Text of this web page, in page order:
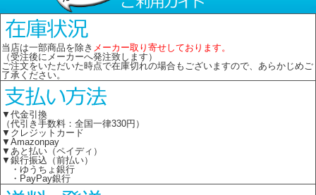
当店は一部商品を除き メーカー取り寄せしております。
（受注後にメーカーへ発注致します）
ご注文をいただいた時点で在庫切れの場合もございますので、あらかじめご
了承ください。
▼代金引換
（代引き手数料：全国一律330円）
▼クレジットカード
▼Amazonpay
▼あと払い（ペイディ）
▼銀行振込（前払い）
・ゆうちょ銀行
・PayPay銀行